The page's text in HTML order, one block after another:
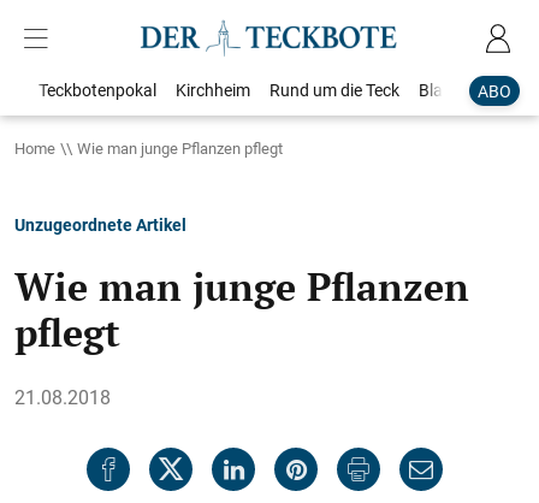
ABO
Teckbotenpokal Kirchheim Rund um die Teck Blaulicht
Home Wie man junge Pflanzen pflegt
Unzugeordnete Artikel
Wie man junge Pflanzen
pflegt
21.08.2018